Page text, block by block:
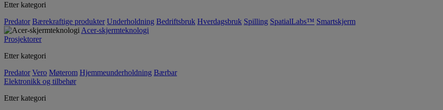
Etter kategori
Predator Bærekraftige produkter Underholdning Bedriftsbruk Hverdagsbruk Spilling SpatialLabs™ Smartskjerm
Acer-skjermteknologi
Prosjektorer
Etter kategori
Predator Vero Møterom Hjemmeunderholdning Bærbar
Elektronikk og tilbehør
Etter kategori